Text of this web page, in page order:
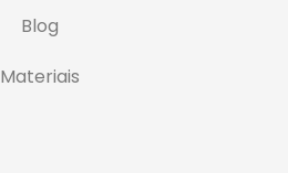
Blog
Materiais